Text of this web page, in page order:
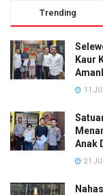
Trending
Kaur
11
Anak
21